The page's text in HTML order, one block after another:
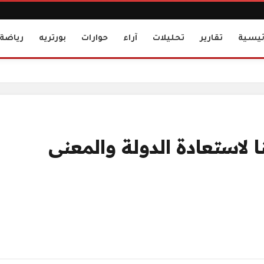
تقارير تحليلات آراء حوارات بورتريه رياضة